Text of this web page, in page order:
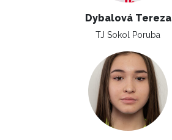
Dybalová Tereza
TJ Sokol Poruba